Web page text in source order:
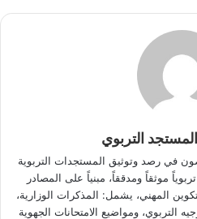
التربوي
في رصد وتوثيق المستجدات التربوية
موثقاً ومدققاً، مبنياً على المصادر
المهني، يشمل: المذكرات الوزارية،
التربوي، ومواضيع الامتحانات الجهوية